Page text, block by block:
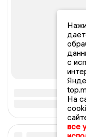
с
На
все